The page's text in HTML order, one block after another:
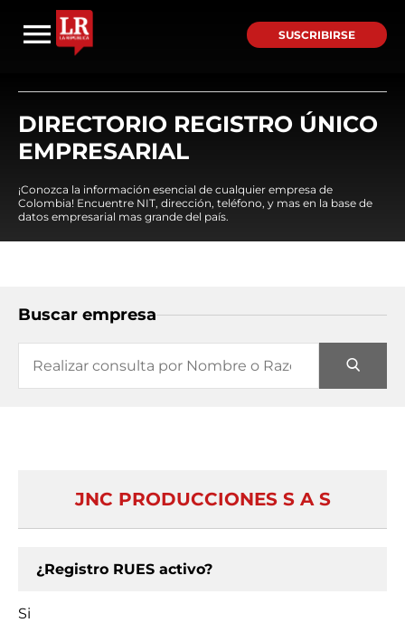
SUSCRIBIRSE
DIRECTORIO REGISTRO ÚNICO
EMPRESARIAL
¡Conozca la información esencial de cualquier empresa de
Colombia! Encuentre NIT, dirección, teléfono, y mas en la base de
datos empresarial mas grande del país.
Buscar empresa
JNC PRODUCCIONES S A S
¿Registro RUES activo?
Si